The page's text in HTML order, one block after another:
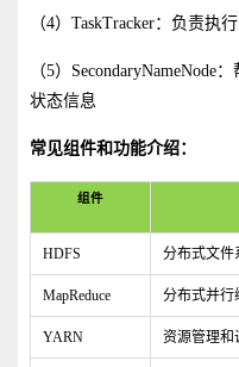
（4）TaskTracker：负责执
（5）SecondaryNameNode
状态信息
常见组件和功能介绍：
组件
HDFS 分布式文件
MapReduce 分布式并行
YARN 资源管理和